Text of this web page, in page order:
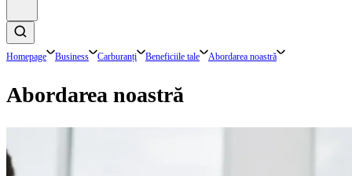
Homepage Business Carburanți Beneficiile tale Abordarea noastră
Abordarea noastră